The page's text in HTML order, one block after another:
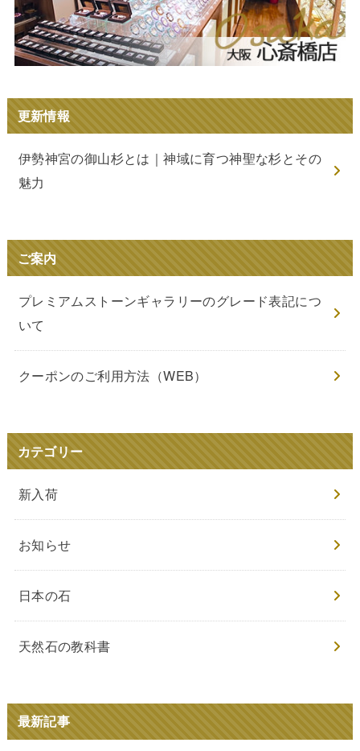
更新情報
伊勢神宮の御山杉とは｜神域に育つ神聖な杉とその
魅力
ご案内
プレミアムストーンギャラリーのグレード表記につ
いて
クーポンのご利用方法（WEB）
カテゴリー
新入荷
お知らせ
日本の石
天然石の教科書
最新記事